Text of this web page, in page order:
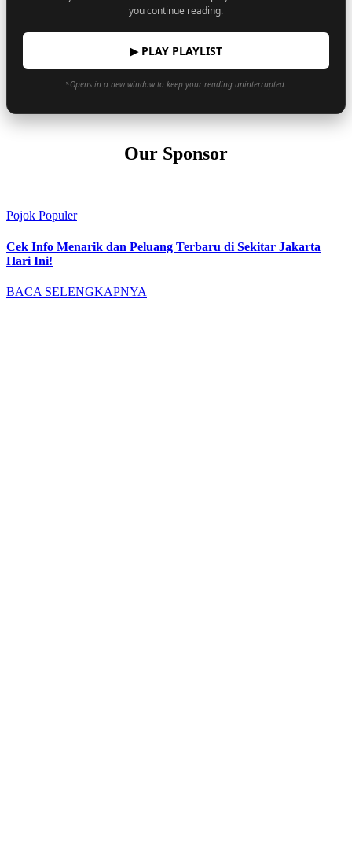
you continue reading.
▶ PLAY PLAYLIST
*Opens in a new window to keep your reading uninterrupted.
Our Sponsor
Pojok Populer
Cek Info Menarik dan Peluang Terbaru di Sekitar Jakarta
Hari Ini!
BACA SELENGKAPNYA